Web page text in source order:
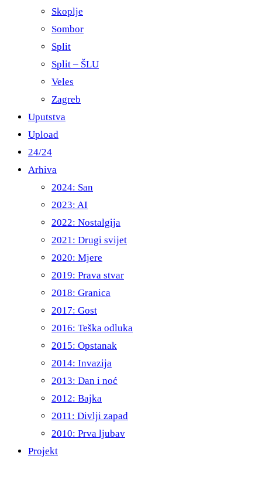
Skoplje
Sombor
Split
Split – ŠLU
Veles
Zagreb
Uputstva
Upload
24/24
Arhiva
2024: San
2023: AI
2022: Nostalgija
2021: Drugi svijet
2020: Mjere
2019: Prava stvar
2018: Granica
2017: Gost
2016: Teška odluka
2015: Opstanak
2014: Invazija
2013: Dan i noć
2012: Bajka
2011: Divlji zapad
2010: Prva ljubav
Projekt